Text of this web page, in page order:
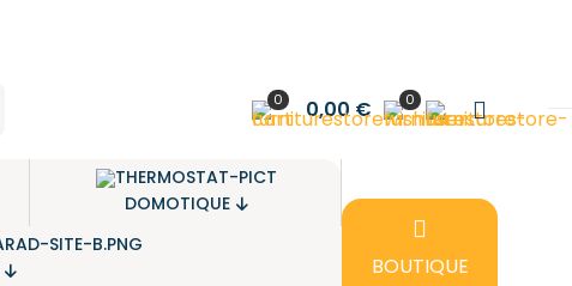
0 0,00 € 0
DOMOTIQUE
BOUTIQUE